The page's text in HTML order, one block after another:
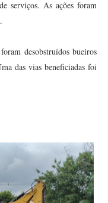
serviços. As ações foram
desobstruídos bueiros
das vias beneficiadas foi